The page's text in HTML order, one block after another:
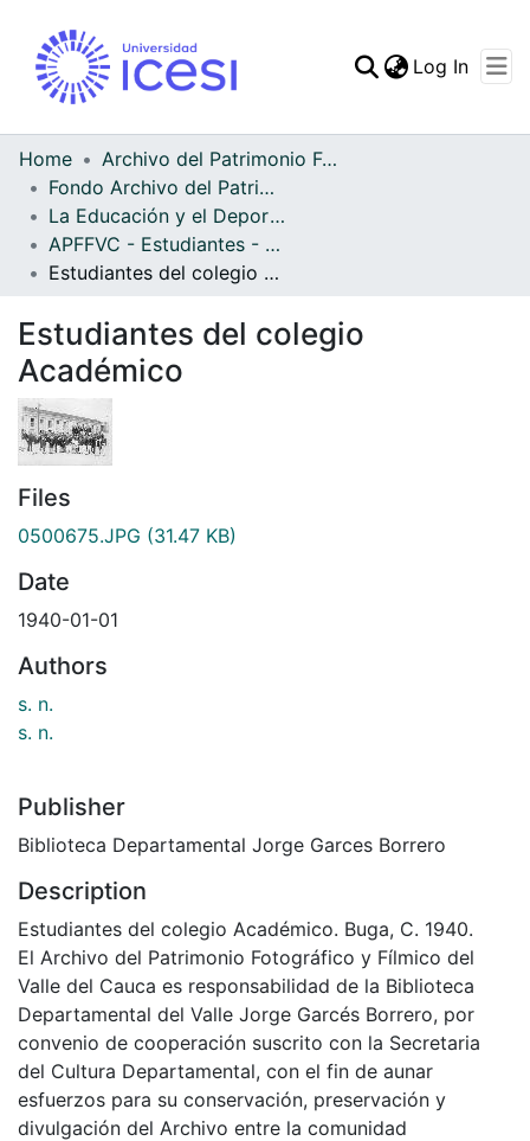
Log In
Home
Archivo del Patrimonio Fotográfico y Fílmico del Valle del Cauca
Fondo Archivo del Patrimonio Fotográfico y Fílmico del Valle del Cauca
La Educación y el Deporte
APFFVC - Estudiantes - Patrimonial
Estudiantes del colegio Académico
Estudiantes del colegio
Académico
Files
0500675.JPG (31.47 KB)
Date
1940-01-01
Authors
s. n.
s. n.
Publisher
Biblioteca Departamental Jorge Garces Borrero
Description
Estudiantes del colegio Académico. Buga, C. 1940.
El Archivo del Patrimonio Fotográfico y Fílmico del
Valle del Cauca es responsabilidad de la Biblioteca
Departamental del Valle Jorge Garcés Borrero, por
convenio de cooperación suscrito con la Secretaria
del Cultura Departamental, con el fin de aunar
esfuerzos para su conservación, preservación y
divulgación del Archivo entre la comunidad